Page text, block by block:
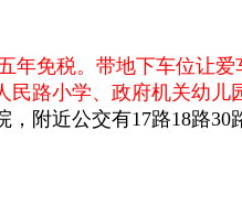
年免税。带地下车位让
路小学、政府机关幼儿
，附近公交有17路18路30